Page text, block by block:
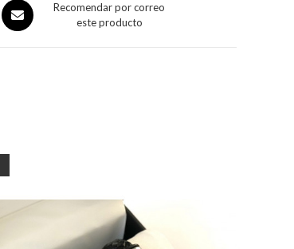
Recomendar por correo
este producto